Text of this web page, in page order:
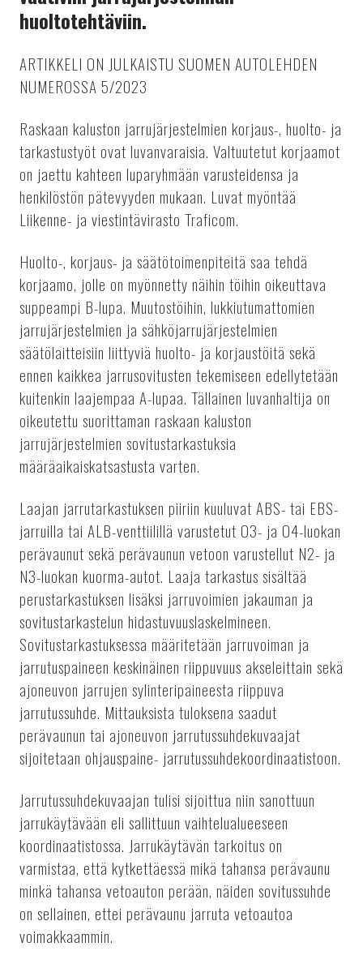
huoltotehtäviin.
ARTIKKELI ON JULKAISTU SUOMEN AUTOLEHDEN
NUMEROSSA 5/2023
Raskaan kaluston jarrujärjestelmien korjaus-, huolto- ja
tarkastustyöt ovat luvanvaraisia. Valtuutetut korjaamot
on jaettu kahteen luparyhmään varusteidensa ja
henkilöstön pätevyyden mukaan. Luvat myöntää
Liikenne- ja viestintävirasto Traficom.
Huolto-, korjaus- ja säätötoimenpiteitä saa tehdä
korjaamo, jolle on myönnetty näihin töihin oikeuttava
suppeampi B-lupa. Muutostöihin, lukkiutumattomien
jarrujärjestelmien ja sähköjarrujärjestelmien
säätölaitteisiin liittyviä huolto- ja korjaustöitä sekä
ennen kaikkea jarrusovitusten tekemiseen edellytetään
kuitenkin laajempaa A-lupaa. Tällainen luvanhaltija on
oikeutettu suorittaman raskaan kaluston
jarrujärjestelmien sovitustarkastuksia
määräaikaiskatsastusta varten.
Laajan jarrutarkastuksen piiriin kuuluvat ABS- tai EBS-
jarruilla tai ALB-venttiilillä varustetut O3- ja O4-luokan
perävaunut sekä perävaunun vetoon varustellut N2- ja
N3-luokan kuorma-autot. Laaja tarkastus sisältää
perustarkastuksen lisäksi jarruvoimien jakauman ja
sovitustarkastelun hidastuvuuslaskelmineen.
Sovitustarkastuksessa määritetään jarruvoiman ja
jarrutuspaineen keskinäinen riippuvuus akseleittain sekä
ajoneuvon jarrujen sylinteripaineesta riippuva
jarrutussuhde. Mittauksista tuloksena saadut
perävaunun tai ajoneuvon jarrutussuhdekuvaajat
sijoitetaan ohjauspaine- jarrutussuhdekoordinaatistoon.
Jarrutussuhdekuvaajan tulisi sijoittua niin sanottuun
jarrukäytävään eli sallittuun vaihtelualueeseen
koordinaatistossa. Jarrukäytävän tarkoitus on
varmistaa, että kytkettäessä mikä tahansa perävaunu
minkä tahansa vetoauton perään, näiden sovitussuhde
on sellainen, ettei perävaunu jarruta vetoautoa
voimakkaammin.